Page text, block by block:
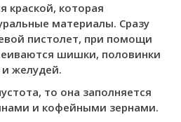
краской, которая
материалы. Сразу
пистолет, при помощи
шишки, половинки
и желудей.
то она заполняется
и кофейными зернами.